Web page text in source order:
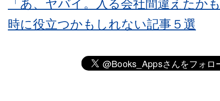
「あ、ヤバイ。入る会社間違えたか
時に役立つかもしれない記事５選